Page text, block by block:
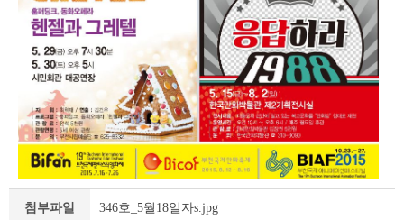
첨부파일 346호_5월18일자s.jpg